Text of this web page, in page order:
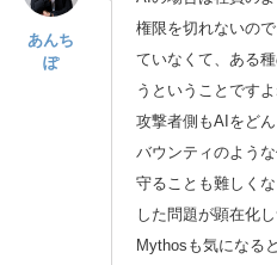
あんち
ぽ
権限を切れないの
ていなくて、ある
うということです
攻撃者側もAIをど
バウンティのよう
守ることも難しく
した問題が顕在化
Mythosも気になる